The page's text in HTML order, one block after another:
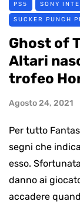
PS5 SONY
SUCKER PUNCH
Ghost of
Altari
trofeo
Agosto 24, 2021
Per tutto
segni che
esso.
danno ai
accadere